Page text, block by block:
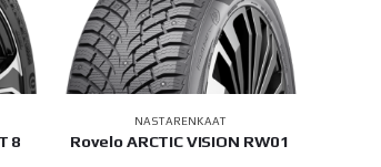
8
NASTARENKAAT
Rovelo ARCTIC VISION RW01